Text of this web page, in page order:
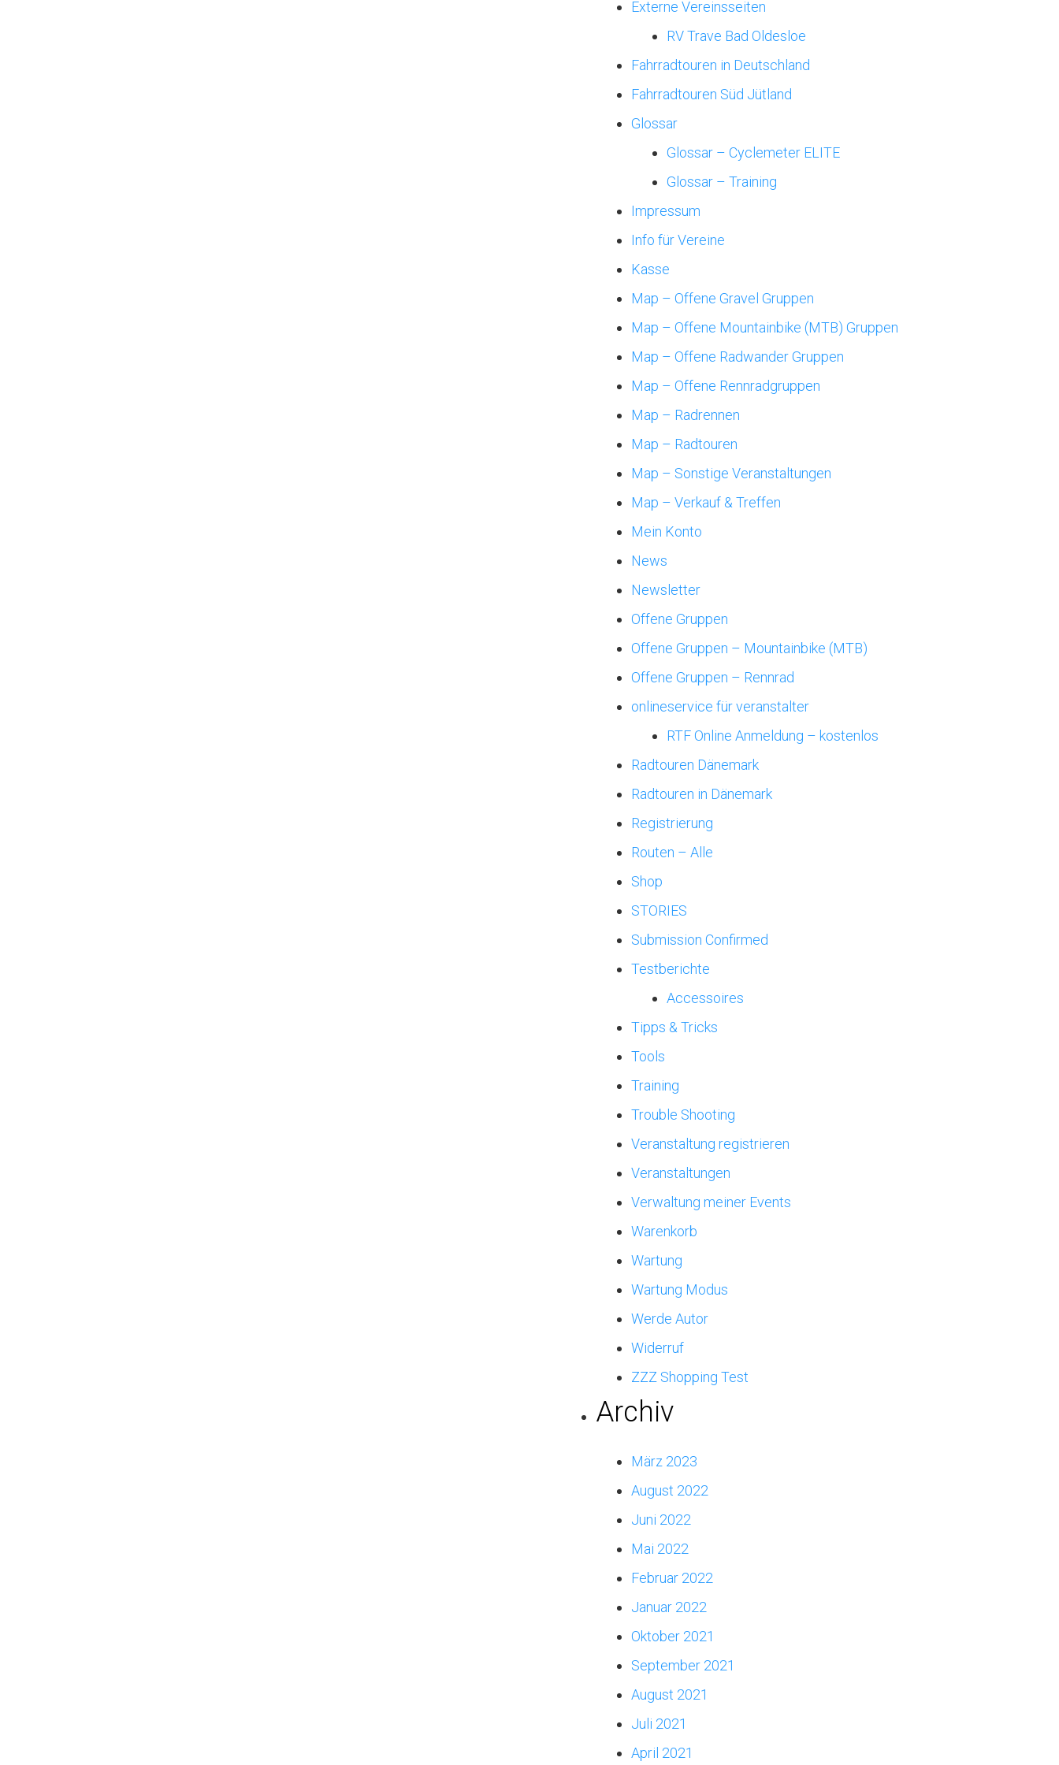
Externe Vereinsseiten
RV Trave Bad Oldesloe
Fahrradtouren in Deutschland
Fahrradtouren Süd Jütland
Glossar
Glossar – Cyclemeter ELITE
Glossar – Training
Impressum
Info für Vereine
Kasse
Map – Offene Gravel Gruppen
Map – Offene Mountainbike (MTB) Gruppen
Map – Offene Radwander Gruppen
Map – Offene Rennradgruppen
Map – Radrennen
Map – Radtouren
Map – Sonstige Veranstaltungen
Map – Verkauf & Treffen
Mein Konto
News
Newsletter
Offene Gruppen
Offene Gruppen – Mountainbike (MTB)
Offene Gruppen – Rennrad
onlineservice für veranstalter
RTF Online Anmeldung – kostenlos
Radtouren Dänemark
Radtouren in Dänemark
Registrierung
Routen – Alle
Shop
STORIES
Submission Confirmed
Testberichte
Accessoires
Tipps & Tricks
Tools
Training
Trouble Shooting
Veranstaltung registrieren
Veranstaltungen
Verwaltung meiner Events
Warenkorb
Wartung
Wartung Modus
Werde Autor
Widerruf
ZZZ Shopping Test
Archiv
März 2023
August 2022
Juni 2022
Mai 2022
Februar 2022
Januar 2022
Oktober 2021
September 2021
August 2021
Juli 2021
April 2021